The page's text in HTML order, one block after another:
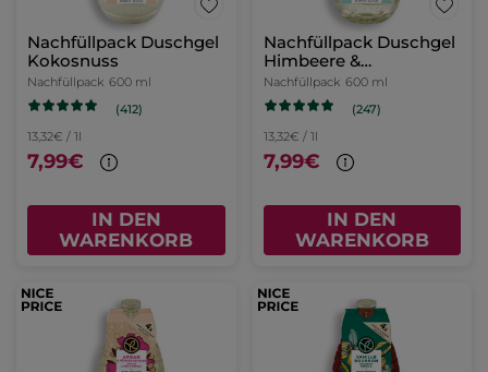
Nachfüllpack Duschgel
Kokosnuss
Nachfüllpack 600 ml
(412)
13,32€ / 1l
7,99€
IN DEN
WARENKORB
Nachfüllpack Duschgel
Himbeere &
Pfefferminze
Nachfüllpack 600 ml
(247)
13,32€ / 1l
7,99€
IN DEN
WARENKORB